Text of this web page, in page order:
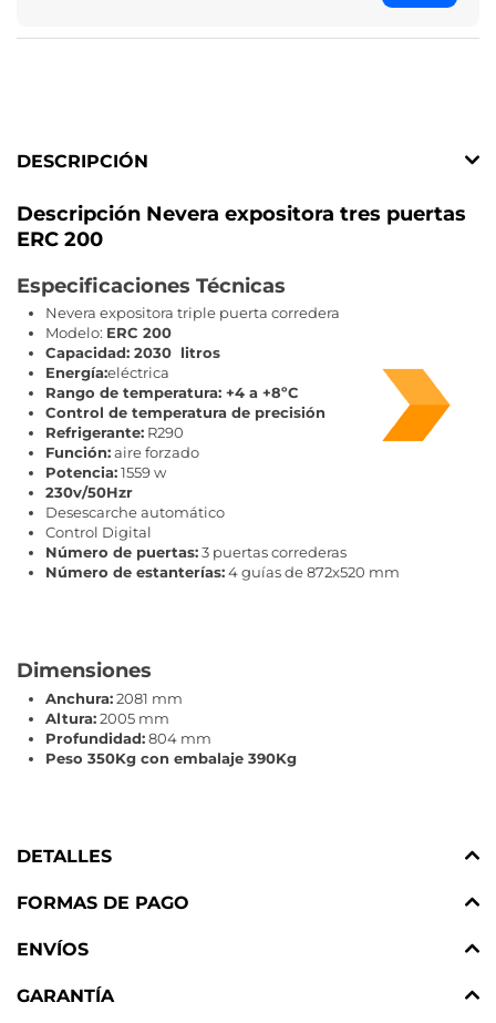
DESCRIPCIÓN
Descripción Nevera expositora tres puertas
ERC 200
Especificaciones Técnicas
Nevera expositora triple puerta corredera
Modelo: ERC 200
Capacidad: 2030 litros
Energía:eléctrica
Rango de temperatura: +4 a +8ºC
Control de temperatura de precisión
Refrigerante: R290
Función:aire forzado
Potencia:1559 w
230v/50Hzr
Desescarche automático
Control Digital
Número de puertas:3 puertas correderas
Número de estanterías:4 guías de 872x520 mm
Dimensiones
Anchura:2081 mm
Altura:2005 mm
Profundidad:804 mm
Peso 350Kg con embalaje 390Kg
DETALLES
FORMAS DE PAGO
ENVÍOS
GARANTÍA